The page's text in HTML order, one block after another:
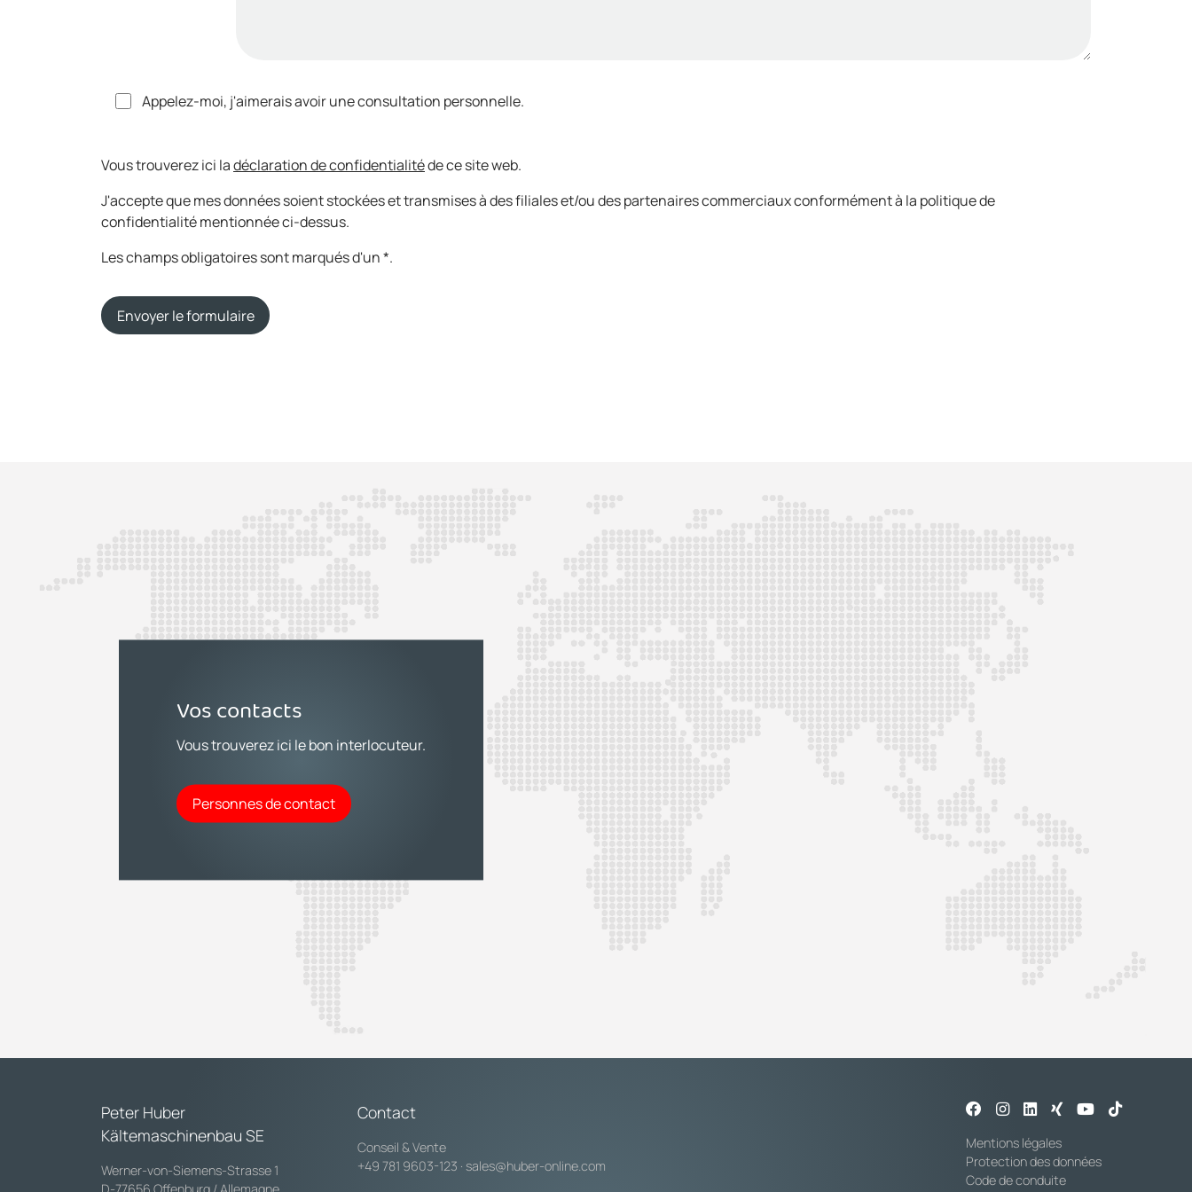
Appelez-moi, j'aimerais avoir une consultation personnelle.
Vous trouverez ici ladéclaration de confidentialitéde ce site web.
J'accepte que mes données soient stockées et transmises à des filiales et/ou des partenaires commerciaux conformément à la politique de
confidentialité mentionnée ci-dessus.
Les champs obligatoires sont marqués d'un *.
Envoyer le formulaire
Vos contacts
Vous trouverez ici le bon interlocuteur.
Personnes de contact
Peter Huber
Kältemaschinenbau SE
Werner-von-Siemens-Strasse 1
Contact
Conseil & Vente
+49 781 9603-123 · sales@huber-online.com
Mentions légales
Protection des données
Code de conduite